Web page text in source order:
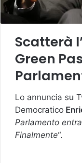
Scatterà
Green
Lo annuncia su
Democratico
Parlamento
Finalmente“.